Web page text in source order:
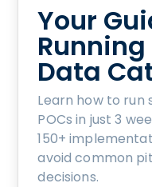
Your
Data
Learn how to run
POCs in just 3
150+
avoid common
decisions.